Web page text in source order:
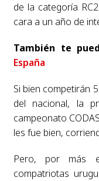
de la categoría
cara a un año de
También te
España
Si bien competirán
del nacional, la
campeonato
les fue bien,
Pero, por más
compatriotas